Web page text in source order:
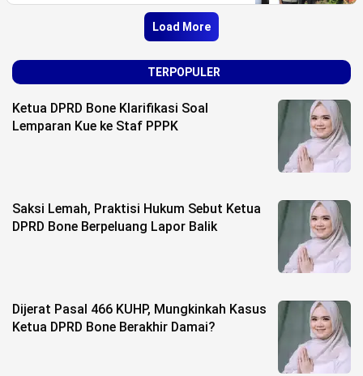
Load More
TERPOPULER
Ketua DPRD Bone Klarifikasi Soal
Lemparan Kue ke Staf PPPK
Saksi Lemah, Praktisi Hukum Sebut Ketua
DPRD Bone Berpeluang Lapor Balik
Dijerat Pasal 466 KUHP, Mungkinkah Kasus
Ketua DPRD Bone Berakhir Damai?